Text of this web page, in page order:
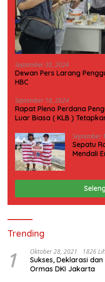
September 30, 2024
Dewan Pers Larang
HBC
September 18, 2024
Rapat Pleno Perdana
Luar Biasa ( KLB )
September
Sepatu
Mendali
Trending
1 Oktober 28, 2021 1826
Sukses, Deklarasi
Ormas DKI Jakarta